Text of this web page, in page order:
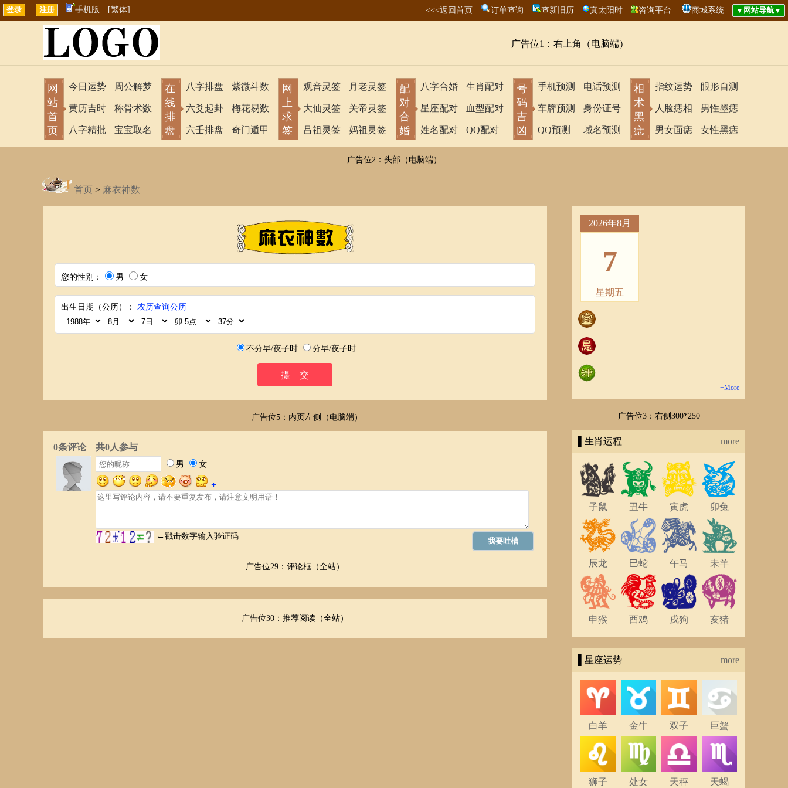
手机版 [繁体] <<<返回首页 订单查询 查新旧历 真太阳时 咨询平台 商城系统
广告位1：右上角（电脑端）
网
站
首
页
今日运势
黄历吉时
八字精批
周公解梦
称骨术数
宝宝取名
在
线
排
盘
八字排盘
六爻起卦
六壬排盘
紫微斗数
梅花易数
奇门遁甲
网
上
求
签
观音灵签
大仙灵签
吕祖灵签
月老灵签
关帝灵签
妈祖灵签
配
对
合
婚
八字合婚
星座配对
姓名配对
生肖配对
血型配对
QQ配对
号
码
吉
凶
手机预测
车牌预测
QQ预测
电话预测
身份证号
域名预测
相
术
黑
痣
指纹运势
人脸痣相
男女面痣
眼形自测
男性墨痣
女性黑痣
广告位2：头部（电脑端）
首页 > 麻衣神数
您的性别： 男 女
出生日期（公历）： 农历查询公历
不分早/夜子时 分早/夜子时
广告位5：内页左侧（电脑端）
广告位29：评论框（全站）
广告位30：推荐阅读（全站）
2026年8月
7
星期五
+More
广告位3：右侧300*250
▌生肖运程 more
子鼠 丑牛 寅虎 卯兔
辰龙 巳蛇 午马 未羊
申猴 酉鸡 戌狗 亥猪
▌星座运势 more
白羊 金牛 双子 巨蟹
狮子 处女 天秤 天蝎